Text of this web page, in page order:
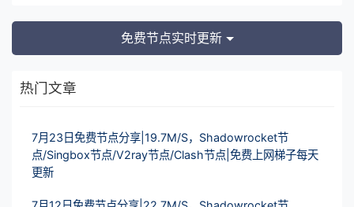
免费节点实时更新
热门文章
7月23日免费节点分享|19.7M/S，Shadowrocket节
点/Singbox节点/V2ray节点/Clash节点|免费上网梯子每天
更新